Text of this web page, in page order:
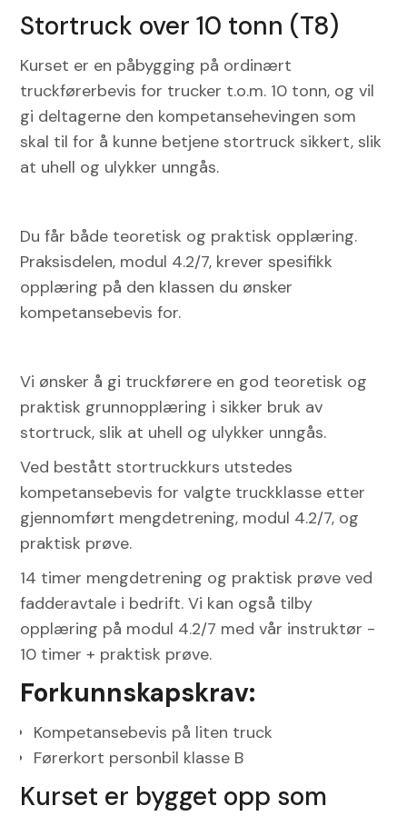
Stortruck over 10 tonn (T8)
Kurset er en påbygging på ordinært
truckførerbevis for trucker t.o.m. 10 tonn, og vil
gi deltagerne den kompetansehevingen som
skal til for å kunne betjene stortruck sikkert, slik
at uhell og ulykker unngås.
Du får både teoretisk og praktisk opplæring.
Praksisdelen, modul 4.2/7, krever spesifikk
opplæring på den klassen du ønsker
kompetansebevis for.
Vi ønsker å gi truckførere en god teoretisk og
praktisk grunnopplæring i sikker bruk av
stortruck, slik at uhell og ulykker unngås.
Ved bestått stortruckkurs utstedes
kompetansebevis for valgte truckklasse etter
gjennomført mengdetrening, modul 4.2/7, og
praktisk prøve.
14 timer mengdetrening og praktisk prøve ved
fadderavtale i bedrift. Vi kan også tilby
opplæring på modul 4.2/7 med vår instruktør -
10 timer + praktisk prøve.
Forkunnskapskrav:
Kompetansebevis på liten truck
Førerkort personbil klasse B
Kurset er bygget opp som